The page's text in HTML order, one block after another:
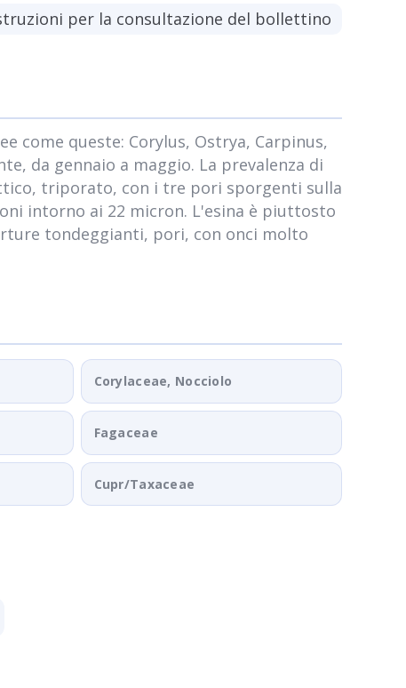
per la consultazione del bollettino
come queste: Corylus, Ostrya, Carpinus,
da gennaio a maggio. La prevalenza di
triporato, con i tre pori sporgenti sulla
intorno ai 22 micron. L'esina è piuttosto
tondeggianti, pori, con onci molto
Corylaceae, Nocciolo
Fagaceae
Cupr/Taxaceae